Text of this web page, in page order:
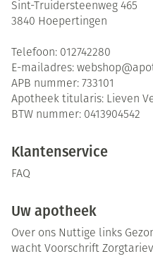
Sint-Truidersteenweg 465
3840 Hoepertingen
Telefoon: 012742280
E-mailadres: webshop@
APB nummer: 733101
Apotheek titularis: Lieven
BTW nummer: 0413904542
Klantenservice
FAQ
Uw apotheek
Over ons Nuttige links
wacht Voorschrift